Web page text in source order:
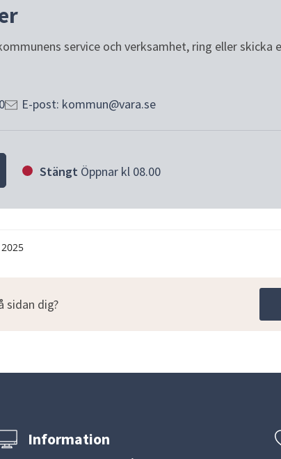
service och verksamhet, ring eller skicka
E-post: kommun@vara.se
Stängt Öppnar kl 08.00
sidan dig?
Information